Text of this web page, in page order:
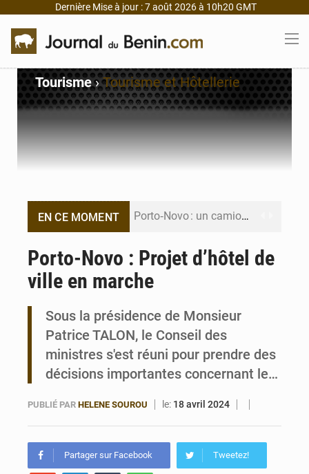
Dernière Mise à jour : 7 août 2026 à 10h20 GMT
Tourisme›Tourisme et Hôtellerie
EN CE MOMENT Porto‑Novo : un camion de produits pétroliers embrase Avakpa
Patrice Talon prend la tête du premier bureau du Sénat du Bénin
Porto-Novo : Projet d’hôtel de
ville en marche
Sous la présidence de Monsieur
Patrice TALON, le Conseil des
ministres s'est réuni pour prendre des
décisions importantes concernant le…
PUBLIÉ PAR HELENE SOUROU le: 18 avril 2024
Partager sur Facebook Tweetez!